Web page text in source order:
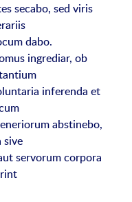
secabo, sed viris
dabo.
ingrediar, ob
inferenda et
abstinebo,
sive
servorum corpora